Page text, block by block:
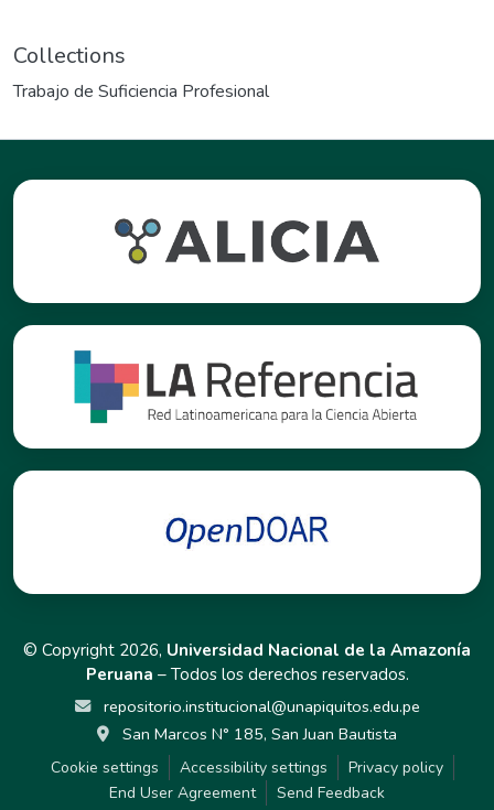
Collections
Trabajo de Suficiencia Profesional
© Copyright 2026, Universidad Nacional de la Amazonía
Peruana – Todos los derechos reservados.
repositorio.institucional@unapiquitos.edu.pe
San Marcos N° 185, San Juan Bautista
Cookie settings Accessibility settings
Privacy policy
End User Agreement
Send Feedback